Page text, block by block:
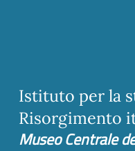
Istituto per la
Risorgimento
Museo Centrale